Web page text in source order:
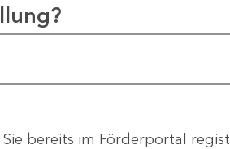
Sie bereits im Förderportal